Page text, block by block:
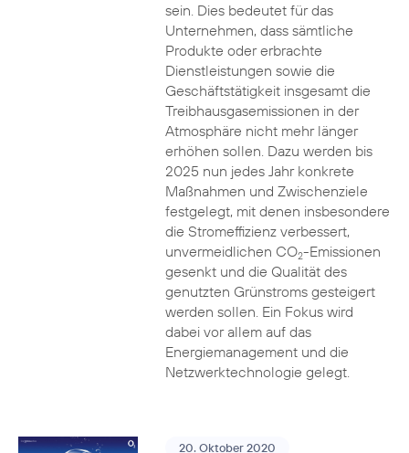
sein. Dies bedeutet für das
Unternehmen, dass sämtliche
Produkte oder erbrachte
Dienstleistungen sowie die
Geschäftstätigkeit insgesamt die
Treibhausgasemissionen in der
Atmosphäre nicht mehr länger
erhöhen sollen. Dazu werden bis
2025 nun jedes Jahr konkrete
Maßnahmen und Zwischenziele
festgelegt, mit denen insbesondere
die Stromeffizienz verbessert,
unvermeidlichen CO2-Emissionen
gesenkt und die Qualität des
genutzten Grünstroms gesteigert
werden sollen. Ein Fokus wird
dabei vor allem auf das
Energiemanagement und die
Netzwerktechnologie gelegt.
20. Oktober 2020